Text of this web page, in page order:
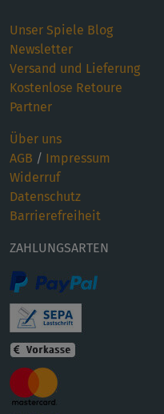
Unser Spiele Blog
Newsletter
Versand und Lieferung
Kostenlose Retoure
Partner
Über uns
AGB / Impressum
Widerruf
Datenschutz
Barrierefreiheit
ZAHLUNGSARTEN